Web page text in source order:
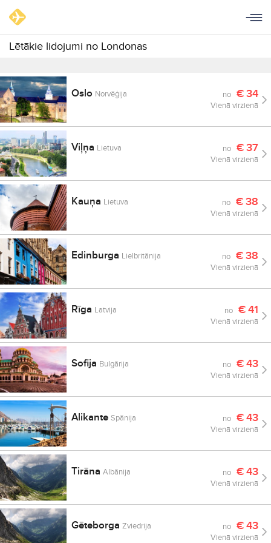
Lētākie lidojumi no Londonas
Oslo Norvēģija no €34
Vienā virzienā
Viļņa Lietuva no €37
Vienā virzienā
Kauņa Lietuva no €38
Vienā virzienā
Edinburga Lielbritānija no €38
Vienā virzienā
Rīga Latvija no €41
Vienā virzienā
Sofija Bulgārija no €43
Vienā virzienā
AlikanteSpānija no €43
Vienā virzienā
TirānaAlbānija no €43
Vienā virzienā
GēteborgaZviedrija no €43
Vienā virzienā